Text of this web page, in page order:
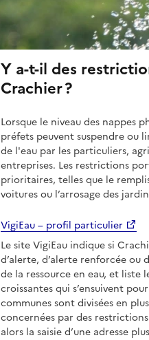
Y a-t-il des
Crachier ?
Lorsque le niveau des nappes
préfets peuvent suspendre ou
de l'eau par les particuliers,
entreprises. Les restrictions
prioritaires, telles que le
voitures ou l’arrosage des
VigiEau – profil particulier
Le site VigiEau indique si
d’alerte, d’alerte renforcée ou
de la ressource en eau, et
croissantes qui s’ensuivent
communes sont divisées en
concernées par des
alors la saisie d’une adresse